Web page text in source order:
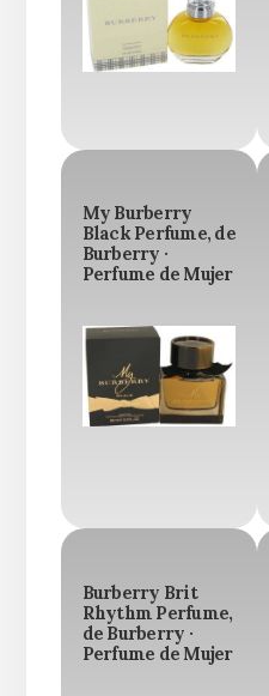
My Burberry
Black Perfume, de
Burberry ·
Perfume de Mujer
Burberry Brit
Rhythm Perfume,
de Burberry ·
Perfume de Mujer